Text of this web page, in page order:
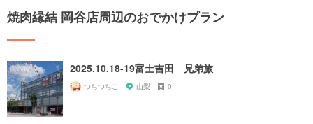
焼肉縁結 岡谷店周辺のおでかけプラン
2025.10.18-19富士吉田 兄弟旅
つちつちこ 山梨 0